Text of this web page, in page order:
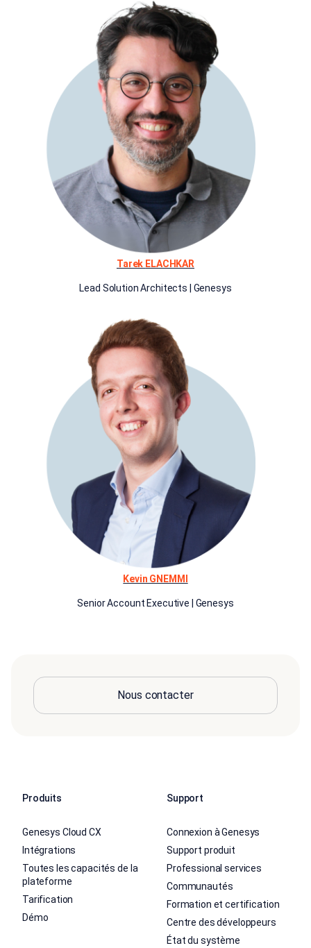
Tarek ELACHKAR
Lead Solution Architects | Genesys
Kevin GNEMMI
Senior Account Executive | Genesys
Nous contacter
Produits
Genesys Cloud CX
Intégrations
Toutes les capacités de la
plateforme
Tarification
Démo
Support
Connexion à Genesys
Support produit
Professional services
Communautés
Formation et certification
Centre des développeurs
État du système